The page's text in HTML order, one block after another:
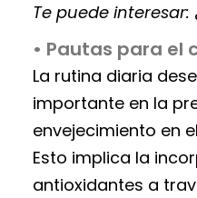
Te puede interesar:
• Pautas para el
La rutina diaria
importante en la
envejecimiento en
Esto implica la
antioxidantes a